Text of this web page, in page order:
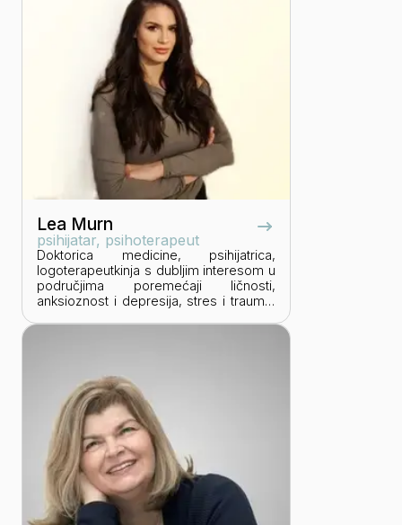
psihosocijalna kretanja.
Lea Murn
psihijatar, psihoterapeut
Doktorica medicine, psihijatrica,
logoterapeutkinja s dubljim interesom u
područjima poremećaji ličnosti,
anksioznost i depresija, stres i trauma,
Klinici za psihijatriju, suosnivačica je
inicijative za mentalno zdravlje
zdravstvenih djelatnika Sentinel uma te
edukatorica u Viktor Frankl centru za
psihoterapijske edukacije, na području
logoterapije i egzistencijalne analize.
Bavi se individualnom, partnerskom i
grupnom psihoterapijom, a u slobodno
vrijeme objavljuje književnu kritiku i
eseje.